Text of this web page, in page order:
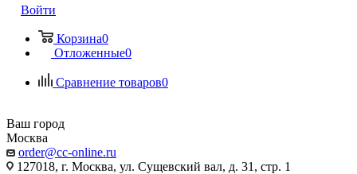
Войти
Корзина0
Отложенные0
Сравнение товаров0
Ваш город
Москва
order@cc-online.ru
127018, г. Москва, ул. Сущевский вал, д. 31, стр. 1